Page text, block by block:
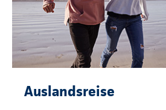
Auslandsreise